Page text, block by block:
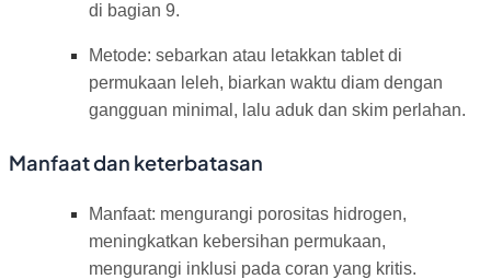
di bagian 9.
Metode: sebarkan atau letakkan tablet di
permukaan leleh, biarkan waktu diam dengan
gangguan minimal, lalu aduk dan skim perlahan.
Manfaat dan keterbatasan
Manfaat: mengurangi porositas hidrogen,
meningkatkan kebersihan permukaan,
mengurangi inklusi pada coran yang kritis.